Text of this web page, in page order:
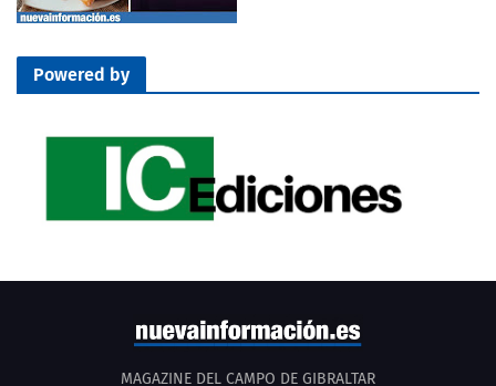
Powered by
MAGAZINE DEL CAMPO DE GIBRALTAR